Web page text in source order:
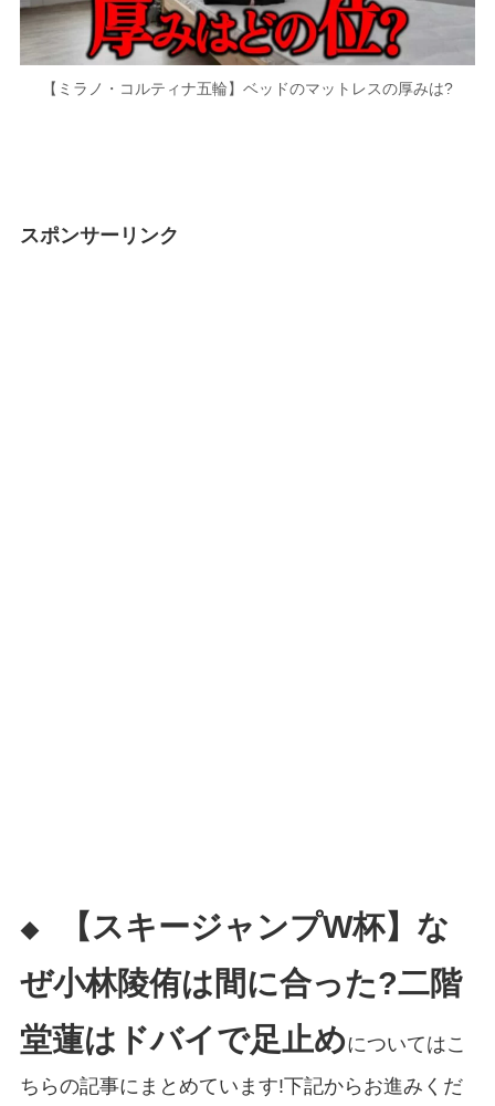
【ミラノ・コルティナ五輪】ベッドのマットレスの厚みは?
スポンサーリンク
◆
【スキージャンプW杯】な
ぜ小林陵侑は間に合った?二階
堂蓮はドバイで足止めについてはこ
ちらの記事にまとめています!下記からお進みくだ